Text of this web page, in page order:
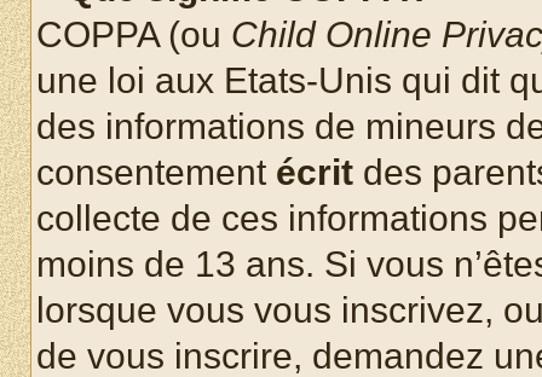
COPPA (ou Child Online
une loi aux Etats-Unis qui dit
des informations de mineurs
consentement écrit des
collecte de ces informations
moins de 13 ans. Si vous
lorsque vous vous inscrivez,
de vous inscrire, demandez